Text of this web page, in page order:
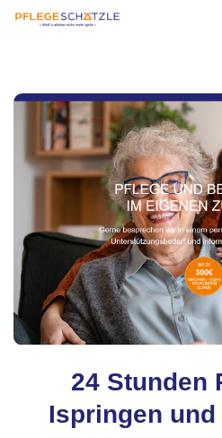
springen
24 Stunden
Ispringen und